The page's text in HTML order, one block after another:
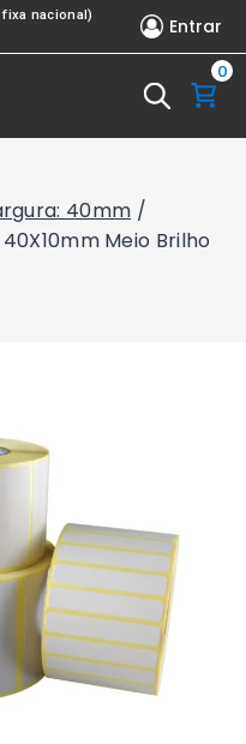
fixa nacional) Entrar
0
40mm /
Meio Brilho